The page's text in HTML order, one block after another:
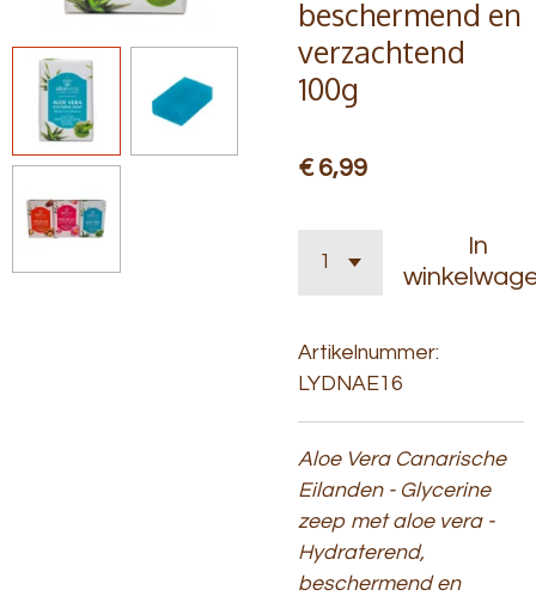
beschermend en
verzachtend
100g
€ 6,99
In
Artikelnummer:
LYDNAE16
Aloe Vera Canarische
Eilanden - Glycerine
zeep met aloe vera -
Hydraterend,
beschermend en